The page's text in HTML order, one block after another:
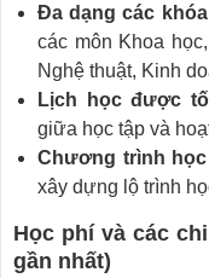
Đa dạng các
các môn Khoa
Nghệ thuật, Kinh
Lịch học được
giữa học tập và
Chương trình
xây dựng lộ trình
Học phí và các
gần nhất)